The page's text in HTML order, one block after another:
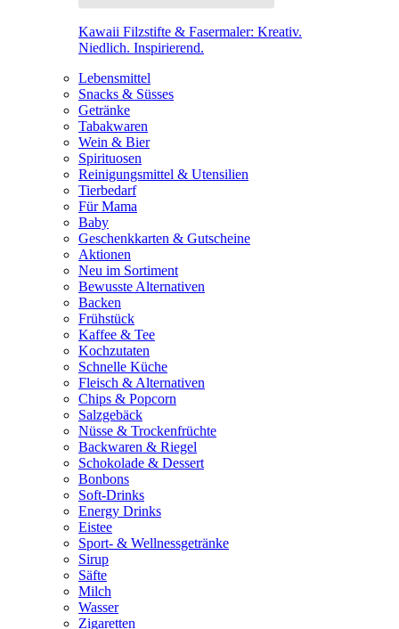
Kawaii Filzstifte & Fasermaler: Kreativ.
Niedlich. Inspirierend.
Lebensmittel
Snacks & Süsses
Getränke
Tabakwaren
Wein & Bier
Spirituosen
Reinigungsmittel & Utensilien
Tierbedarf
Für Mama
Baby
Geschenkkarten & Gutscheine
Aktionen
Neu im Sortiment
Bewusste Alternativen
Backen
Frühstück
Kaffee & Tee
Kochzutaten
Schnelle Küche
Fleisch & Alternativen
Chips & Popcorn
Salzgebäck
Nüsse & Trockenfrüchte
Backwaren & Riegel
Schokolade & Dessert
Bonbons
Soft-Drinks
Energy Drinks
Eistee
Sport- & Wellnessgetränke
Sirup
Säfte
Milch
Wasser
Zigaretten